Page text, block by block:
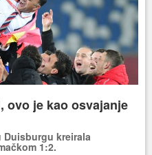
ovo je kao osvajanje
Duisburgu kreirala
1:2.